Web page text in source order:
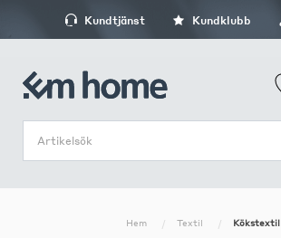
Kundtjänst Kundklubb
Hem Textil Kökstextil